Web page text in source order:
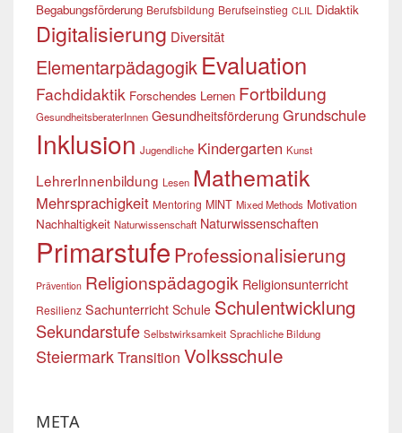
Begabungsförderung Berufsbildung Berufseinstieg CLIL Didaktik
Digitalisierung Diversität
Elementarpädagogik Evaluation
Fachdidaktik Forschendes Lernen Fortbildung
GesundheitsberaterInnen Gesundheitsförderung Grundschule
Inklusion Jugendliche Kindergarten Kunst
LehrerInnenbildung Lesen Mathematik
Mehrsprachigkeit Mentoring MINT Mixed Methods Motivation
Nachhaltigkeit Naturwissenschaft Naturwissenschaften
Primarstufe Professionalisierung
Prävention Religionspädagogik Religionsunterricht
Resilienz Sachunterricht Schule Schulentwicklung
Sekundarstufe Selbstwirksamkeit Sprachliche Bildung
SteiermarkTransition Volksschule
META